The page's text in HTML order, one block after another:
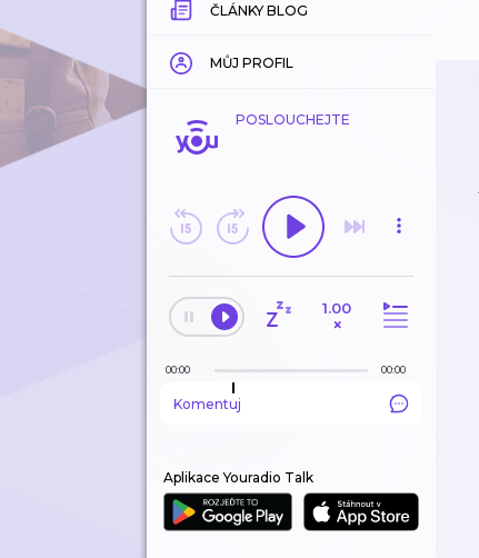
ČLÁNKY BLOG
MŮJ PROFIL
POSLOUCHEJTE
1.00
×
00:00 00:00
Komentuj
Aplikace Youradio Talk